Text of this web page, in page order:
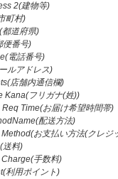
2(建物等)
町村)
道府県)
便番号)
電話番号)
ルアドレス)
店舗内通信欄)
Kana(フリガナ(姓))
Time(お届け希望時間帯)
配送方法)
お支払い方法(クレジ
送料)
手数料)
利用ポイント)